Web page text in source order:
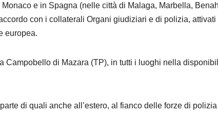
e in Spagna (nelle città di Malaga, Marbella,
con i collaterali Organi giudiziari e di polizia, attivati
europea.
Campobello di Mazara (TP), in tutti i luoghi nella
di quali anche all’estero, al fianco delle forze di